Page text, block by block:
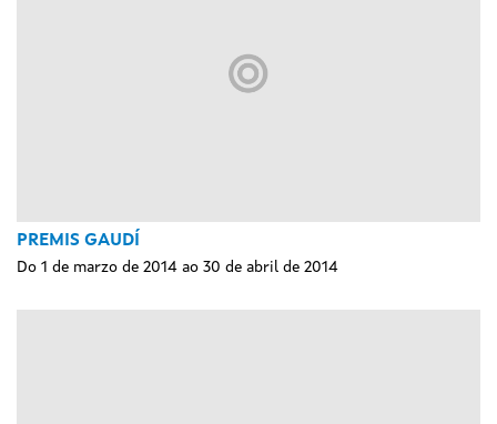
PREMIS GAUDÍ
Do 1 de marzo de 2014 ao 30 de abril de 2014